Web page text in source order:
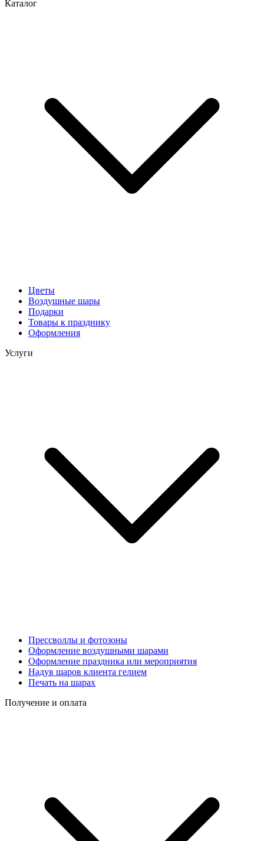
Каталог
Цветы
Воздушные шары
Подарки
Товары к празднику
Оформления
Услуги
Прессволлы и фотозоны
Оформление воздушными шарами
Оформление праздника или мероприятия
Надув шаров клиента гелием
Печать на шарах
Получение и оплата